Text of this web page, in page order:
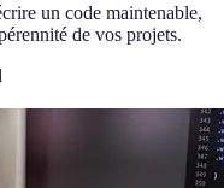
un code maintenable,
de vos projets.